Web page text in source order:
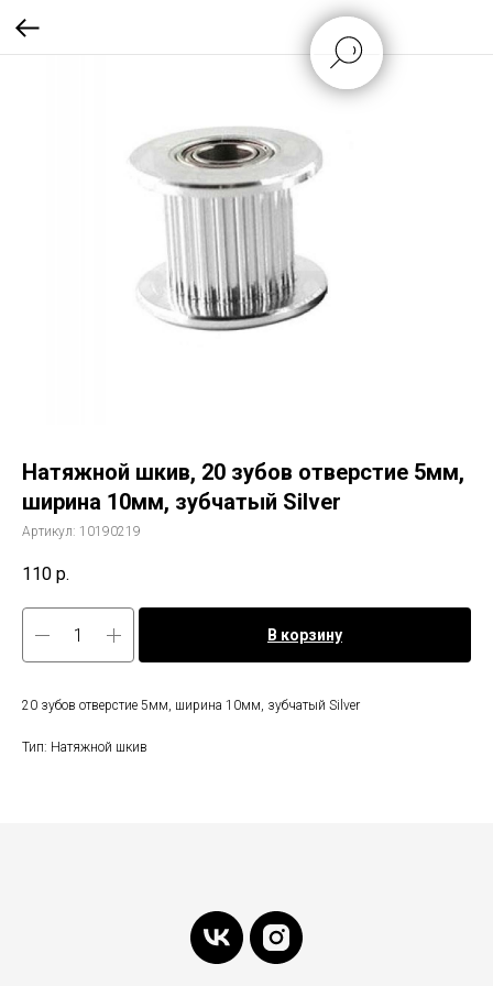
Натяжной шкив, 20 зубов отверстие 5мм,
ширина 10мм, зубчатый Silver
Артикул: 10190219
110 р.
В корзину
20 зубов отверстие 5мм, ширина 10мм, зубчатый Silver
Тип: Натяжной шкив